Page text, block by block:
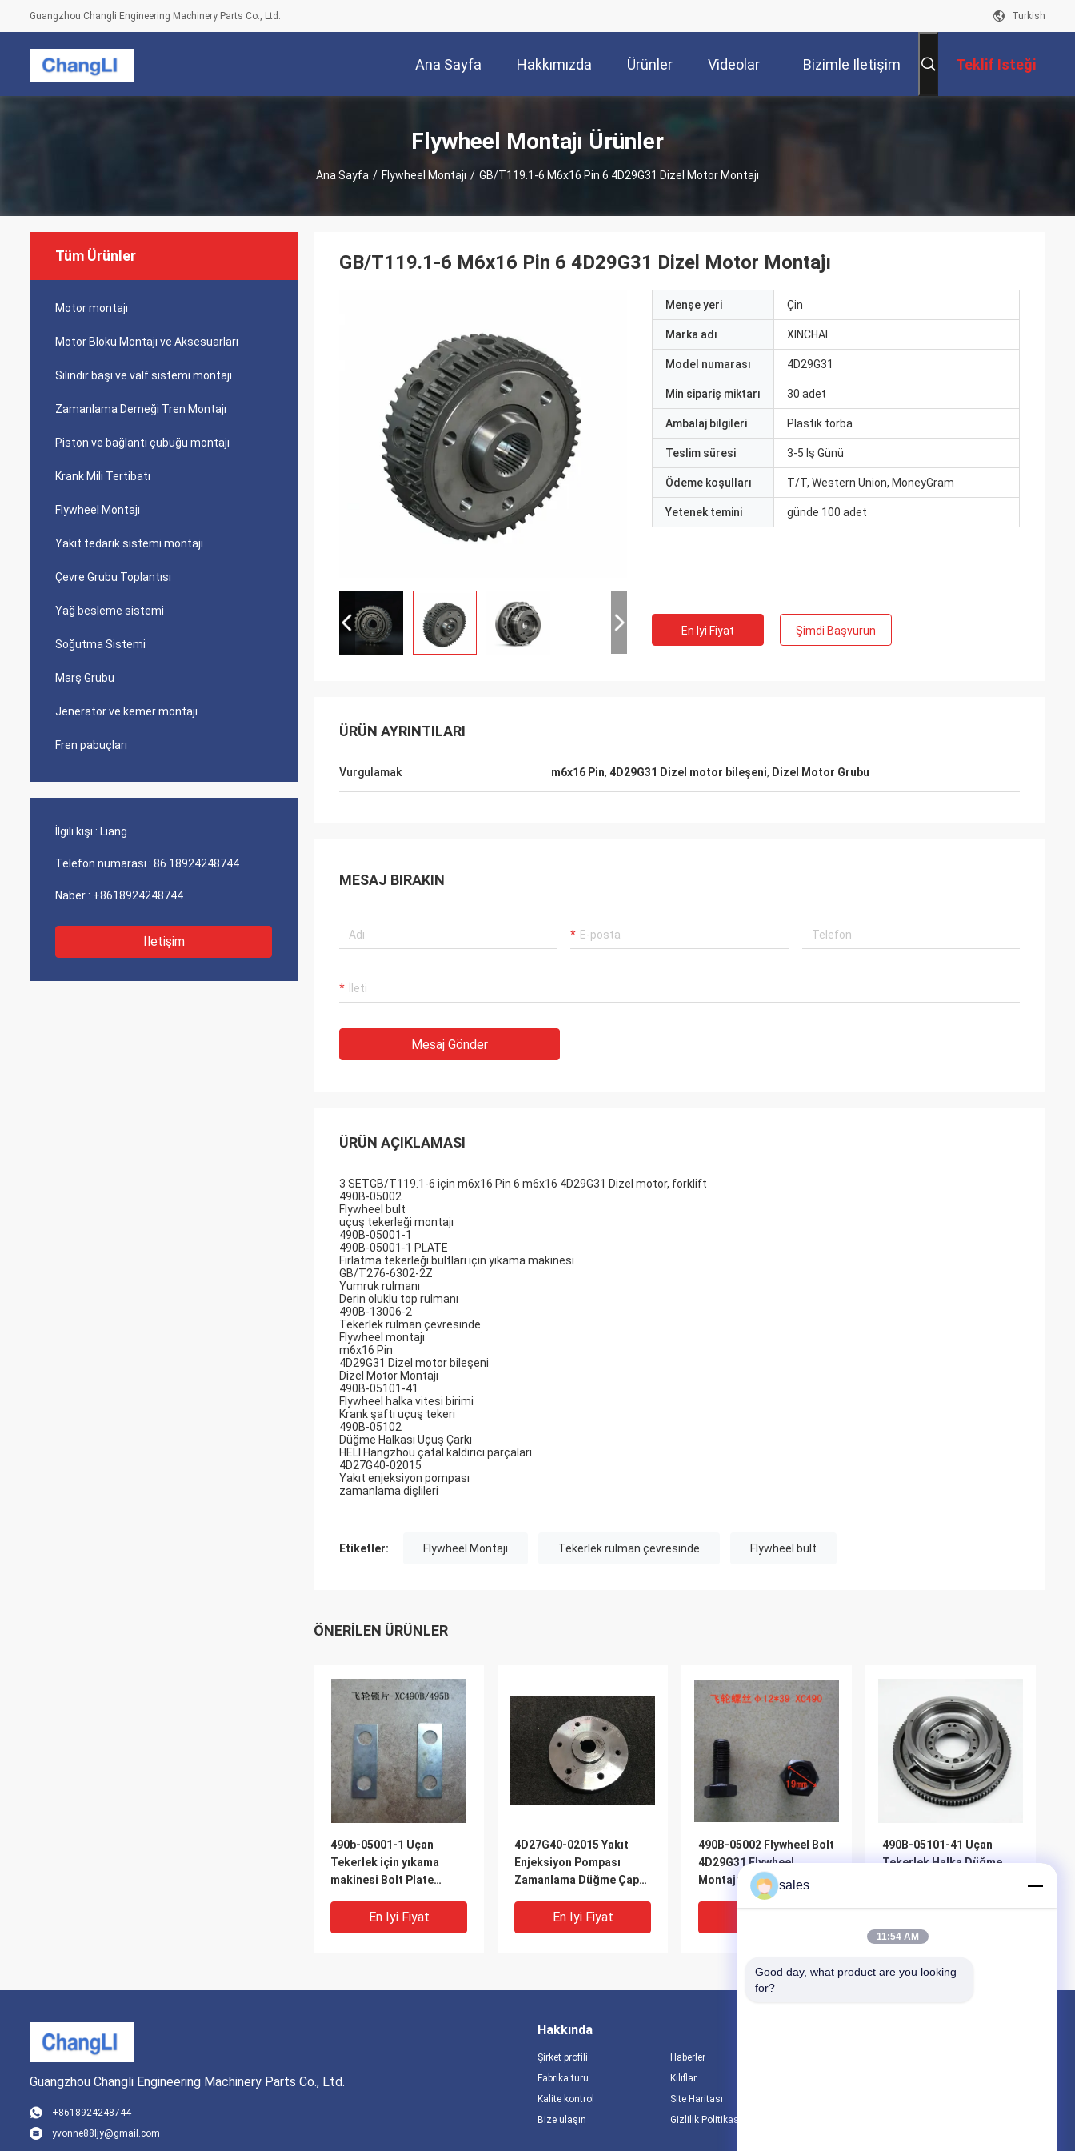
Guangzhou Changli Engineering Machinery Parts Co., Ltd. Turkish
Ana Sayfa Hakkımızda Ürünler Videolar Bizimle Iletişim Teklif Isteği
Flywheel Montajı Ürünler
Ana Sayfa / Flywheel Montajı / GB/T119.1-6 M6x16 Pin 6 4D29G31 Dizel Motor Montajı
Tüm Ürünler
Motor montajı
Motor Bloku Montajı ve Aksesuarları
Silindir başı ve valf sistemi montajı
Zamanlama Derneği Tren Montajı
Piston ve bağlantı çubuğu montajı
Krank Mili Tertibatı
Flywheel Montajı
Yakıt tedarik sistemi montajı
Çevre Grubu Toplantısı
Yağ besleme sistemi
Soğutma Sistemi
Marş Grubu
Jeneratör ve kemer montajı
Fren pabuçları
İlgili kişi : Liang
Telefon numarası : 86 18924248744
Naber : +8618924248744
İletişim
GB/T119.1-6 M6x16 Pin 6 4D29G31 Dizel Motor Montajı
Menşe yeri Çin
Marka adı XINCHAI
Model numarası 4D29G31
Min sipariş miktarı 30 adet
Ambalaj bilgileri Plastik torba
Teslim süresi 3-5 İş Günü
Ödeme koşulları T/T, Western Union, MoneyGram
Yetenek temini günde 100 adet
En Iyi Fiyat Şimdi Başvurun
ÜRÜN AYRINTILARI
Vurgulamak m6x16 Pin, 4D29G31 Dizel motor bileşeni, Dizel Motor Grubu
MESAJ BIRAKIN
Mesaj Gönder
ÜRÜN AÇIKLAMASI
3 SETGB/T119.1-6 için m6x16 Pin 6 m6x16 4D29G31 Dizel motor, forklift
490B-05002
Flywheel bult
uçuş tekerleği montajı
490B-05001-1
490B-05001-1 PLATE
Fırlatma tekerleği bultları için yıkama makinesi
GB/T276-6302-2Z
Yumruk rulmanı
Derin oluklu top rulmanı
490B-13006-2
Tekerlek rulman çevresinde
Flywheel montajı
m6x16 Pin
4D29G31 Dizel motor bileşeni
Dizel Motor Montajı
490B-05101-41
Flywheel halka vitesi birimi
Krank şaftı uçuş tekeri
490B-05102
Düğme Halkası Uçuş Çarkı
HELI Hangzhou çatal kaldırıcı parçaları
4D27G40-02015
Yakıt enjeksiyon pompası
zamanlama dişlileri
Etiketler: Flywheel Montajı Tekerlek rulman çevresinde Flywheel bult
ÖNERILEN ÜRÜNLER
490b-05001-1 Uçan
Tekerlek için yıkama
makinesi Bolt Plate
En Iyi Fiyat
4D27G40-02015 Yakıt
Enjeksiyon Pompası
Zamanlama Düğme Çapa
En Iyi Fiyat
490B-05002 Flywheel Bolt
4D29G31 Flywheel
Montajı
490B-05101-41 Uçan
Tekerlek Halka Düğme
Guangzhou Changli Engineering Machinery Parts Co., Ltd.
+8618924248744
yvonne88ljy@gmail.com
Hakkında
Şirket profili
Fabrika turu
Kalite kontrol
Bize ulaşın
Haberler
Kılıflar
Site Haritası
Gizlilik Politikası
sales
11:54 AM
Good day, what product are you looking
for?